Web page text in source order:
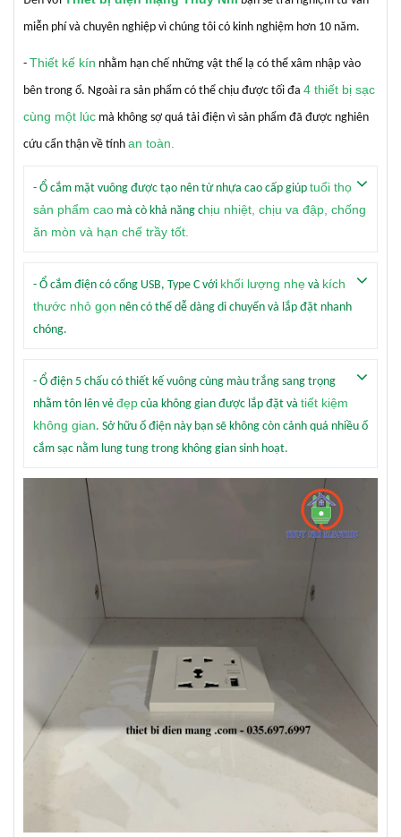
miễn phí và chuyên nghiệp vì chúng tôi có kinh nghiệm hơn 10 năm.
- Thiết kế kín nhằm hạn chế những vật thể lạ có thể xâm nhập vào
bên trong ổ. Ngoài ra sản phẩm có thể chịu được tối đa 4 thiết bị sạc
cùng một lúc mà không sợ quá tải điện vì sản phẩm đã được nghiên
cứu cẩn thận về tính an toàn.
- Ổ cắm mặt vuông được tạo nên từ nhựa cao cấp giúp tuổi thọ
sản phẩm cao mà cò khả năng chịu nhiệt, chịu va đập, chống
ăn mòn và hạn chế trầy tốt.
- Ổ cắm điện có cổng USB, Type C với khối lượng nhẹ và kích
thước nhỏ gọn nên có thể dễ dàng di chuyển và lắp đặt nhanh
chóng.
- Ổ điện 5 chấu có thiết kế vuông cùng màu trắng sang trọng
nhằm tôn lên vẻ đẹp của không gian được lắp đặt và tiết kiệm
không gian. Sở hữu ổ điện này bạn sẽ không còn cảnh quá nhiều ổ
cắm sạc nằm lung tung trong không gian sinh hoạt.